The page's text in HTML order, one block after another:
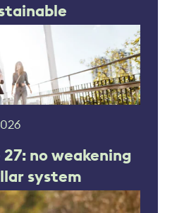
no weakening
system